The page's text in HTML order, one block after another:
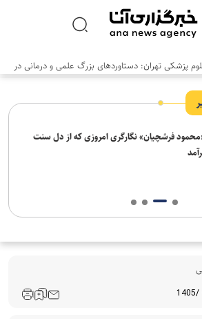
پزشکی تهران: دستاوردهای بزرگ علمی و درمانی در
فرشچیان» نگارگری امروزی که از دل سنت